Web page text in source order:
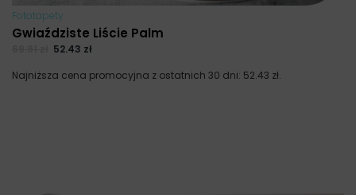
Fototapety
Gwiaździste Liście Palm
52.43 zł
Najniższa cena promocyjna z ostatnich 30 dni: 52.43 zł.